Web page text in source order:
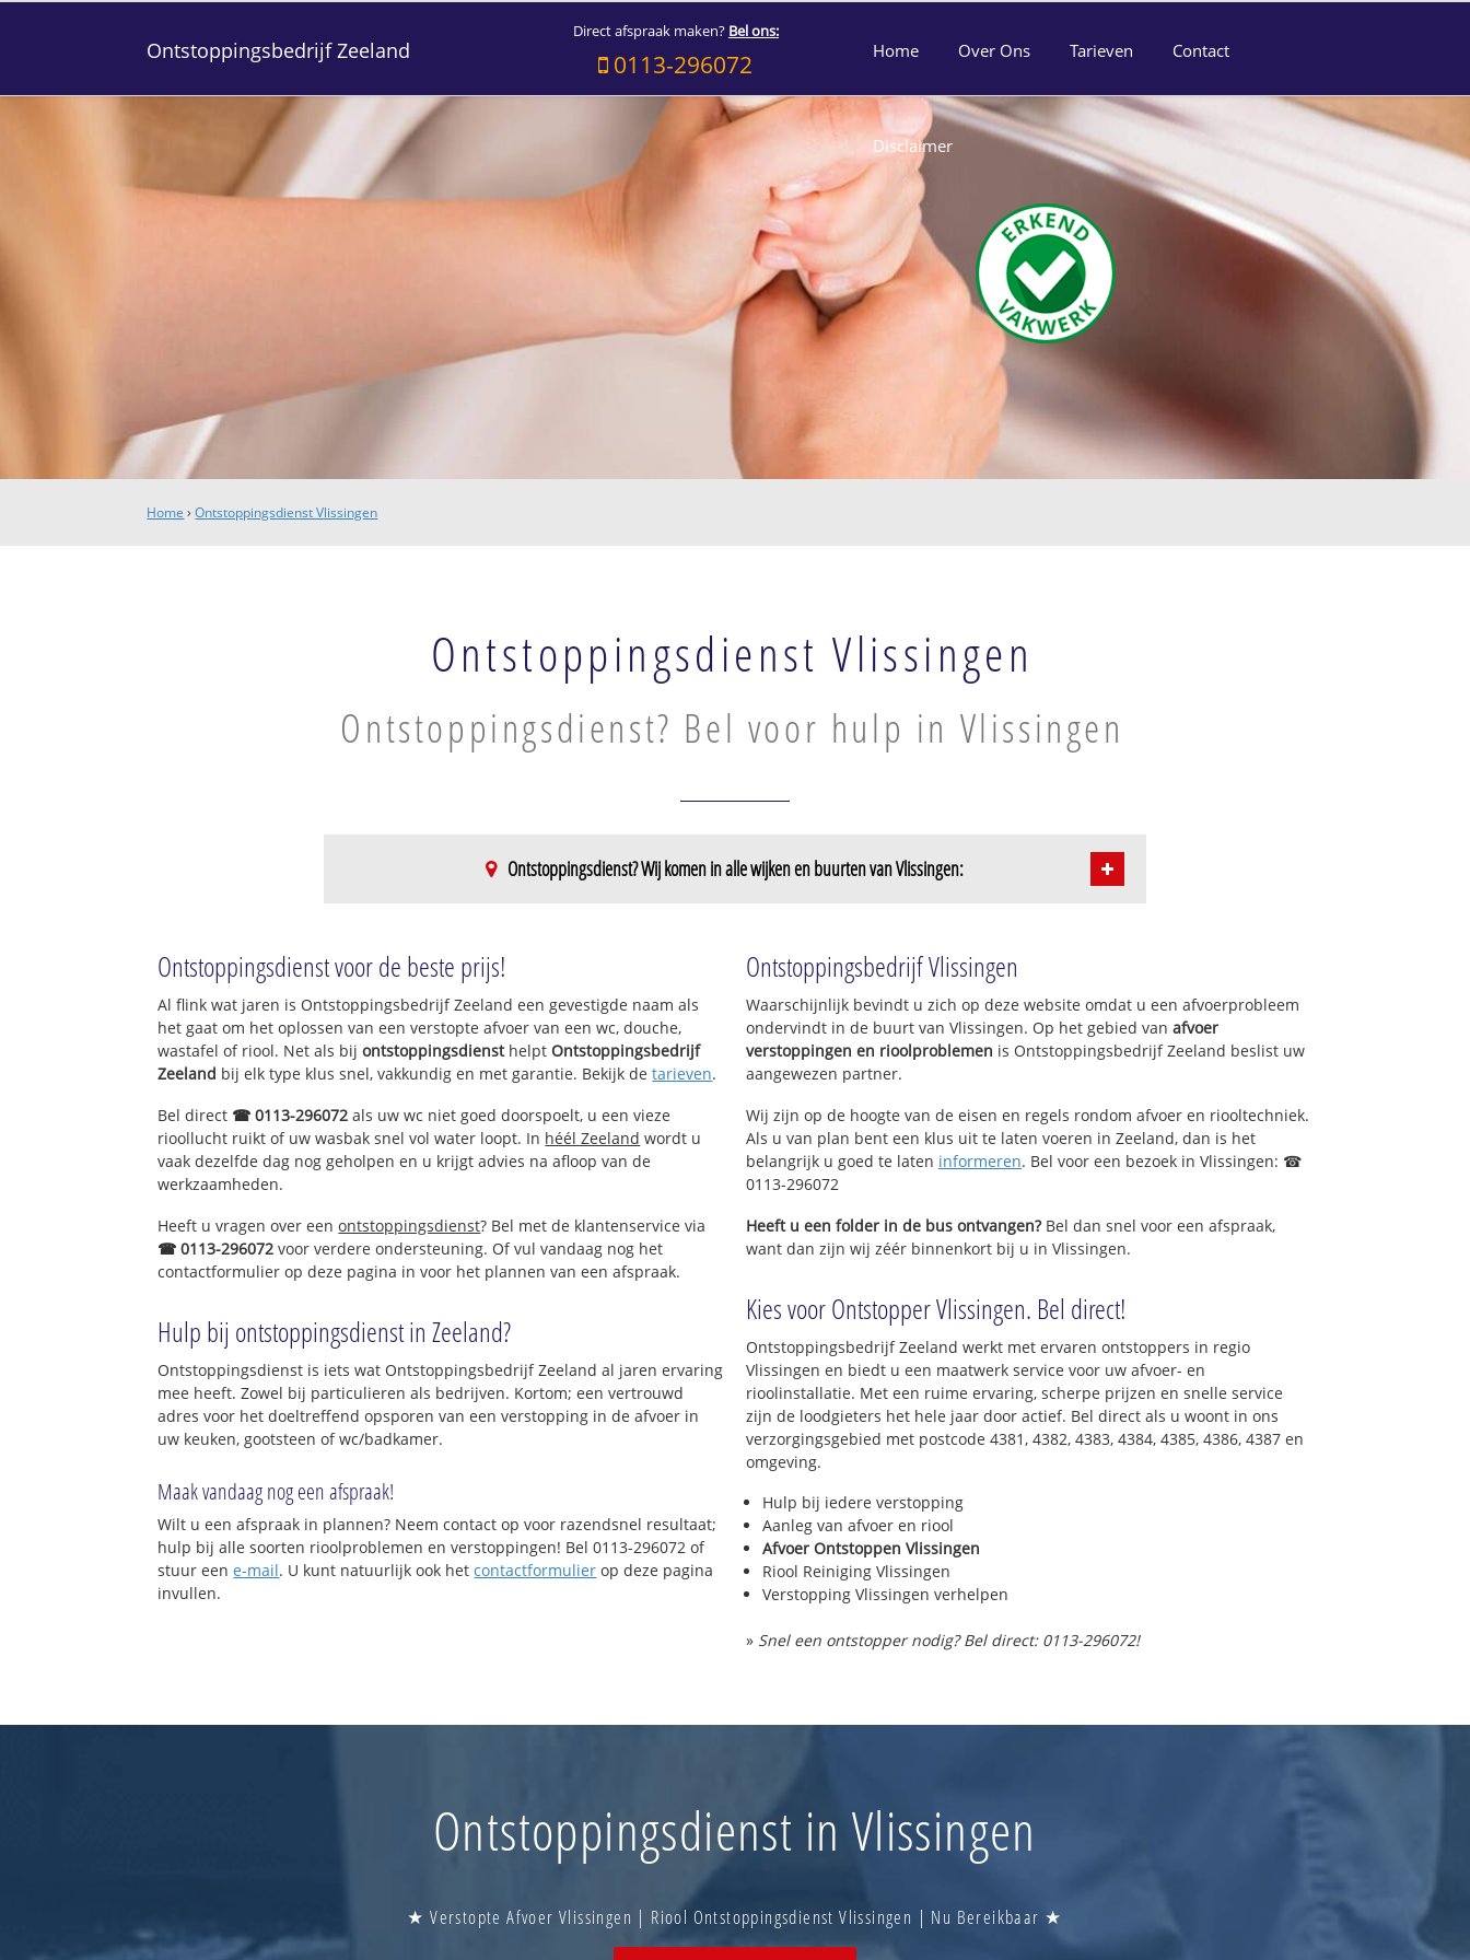
Ontstoppingsbedrijf Zeeland
Direct afspraak maken? Bel ons:
0113-296072 Home Over Ons Tarieven Contact
Disclaimer
Home ›Ontstoppingsdienst Vlissingen
Ontstoppingsdienst Vlissingen
Ontstoppingsdienst? Bel voor hulp in Vlissingen
Ontstoppingsdienst? Wij komen in alle wijken en buurten van Vlissingen:
Buitenhaven
Bedrijventerrein Oost-Souburg
West
Binnenstad
Oude Binnenstad
Stadhuisplein
Scheldekwartier
Bossenburgh - Weyevliet
Westerzicht
Lammerenburg
Papegaaienburg - Hofwijk
West-Souburg
Landelijk gebied Lammerenburg
Vrijburg
Middengebied
Vredehof Zuid
Bloemenlaan Oost
Baskensburg Zuid
Vredehof Noord
Het Fort
Hercules Segherslaan
Boulevards Bankert en Evertsen
Bloemenlaan West
Paauwenburg West
Westduin
Paauwenburg Noordoost
Ontstoppingsdienst voor de beste prijs!
Al flink wat jaren is Ontstoppingsbedrijf Zeeland een gevestigde naam als
het gaat om het oplossen van een verstopte afvoer van een wc, douche,
wastafel of riool. Net als bijontstoppingsdiensthelptOntstoppingsbedrijf
Zeeland bij elk type klus snel, vakkundig en met garantie. Bekijk detarieven.
Bel direct ☎ 0113-296072 als uw wc niet goed doorspoelt, u een vieze
rioollucht ruikt of uw wasbak snel vol water loopt. In héél Zeeland wordt u
vaak dezelfde dag nog geholpen en u krijgt advies na afloop van de
werkzaamheden.
Heeft u vragen over eenontstoppingsdienst? Bel met de klantenservice via
☎ 0113-296072 voor verdere ondersteuning. Of vul vandaag nog het
contactformulier op deze pagina in voor het plannen van een afspraak.
Hulp bij ontstoppingsdienst in Zeeland?
Ontstoppingsdienst is iets wat Ontstoppingsbedrijf Zeeland al jaren ervaring
mee heeft. Zowel bij particulieren als bedrijven. Kortom; een vertrouwd
adres voor het doeltreffend opsporen van een verstopping in de afvoer in
uw keuken, gootsteen of wc/badkamer.
Maak vandaag nog een afspraak!
Wilt u een afspraak in plannen? Neem contact op voor razendsnel resultaat;
hulp bij alle soorten rioolproblemen en verstoppingen! Bel 0113-296072 of
stuur eene-mail. U kunt natuurlijk ook hetcontactformulier op deze pagina
invullen.
Ontstoppingsbedrijf Vlissingen
Waarschijnlijk bevindt u zich op deze website omdat u een afvoerprobleem
ondervindt in de buurt van Vlissingen. Op het gebied van afvoer
verstoppingen en rioolproblemen is Ontstoppingsbedrijf Zeeland beslist uw
aangewezen partner.
Wij zijn op de hoogte van de eisen en regels rondom afvoer en riooltechniek.
Als u van plan bent een klus uit te laten voeren in Zeeland, dan is het
belangrijk u goed te laten informeren. Bel voor een bezoek in Vlissingen: ☎
0113-296072
Heeft u een folder in de bus ontvangen?Bel dan snel voor een afspraak,
want dan zijn wij zéér binnenkort bij u in Vlissingen.
Kies voor Ontstopper Vlissingen. Bel direct!
Ontstoppingsbedrijf Zeeland werkt met ervaren ontstoppers in regio
Vlissingen en biedt u een maatwerk service voor uw afvoer- en
rioolinstallatie. Met een ruime ervaring, scherpe prijzen en snelle service
zijn de loodgieters het hele jaar door actief. Bel direct als u woont in ons
verzorgingsgebied met postcode 4381, 4382, 4383, 4384, 4385, 4386, 4387 en
omgeving.
Hulp bij iedere verstopping
Aanleg van afvoer en riool
Afvoer Ontstoppen Vlissingen
Riool Reiniging Vlissingen
Verstopping Vlissingen verhelpen
» Snel een ontstopper nodig? Bel direct: 0113-296072!
Ontstoppingsdienst in Vlissingen
★ Verstopte Afvoer Vlissingen | Riool Ontstoppingsdienst Vlissingen | Nu Bereikbaar ★